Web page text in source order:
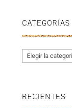
CATEGORÍAS
Categorías
RECIENTES